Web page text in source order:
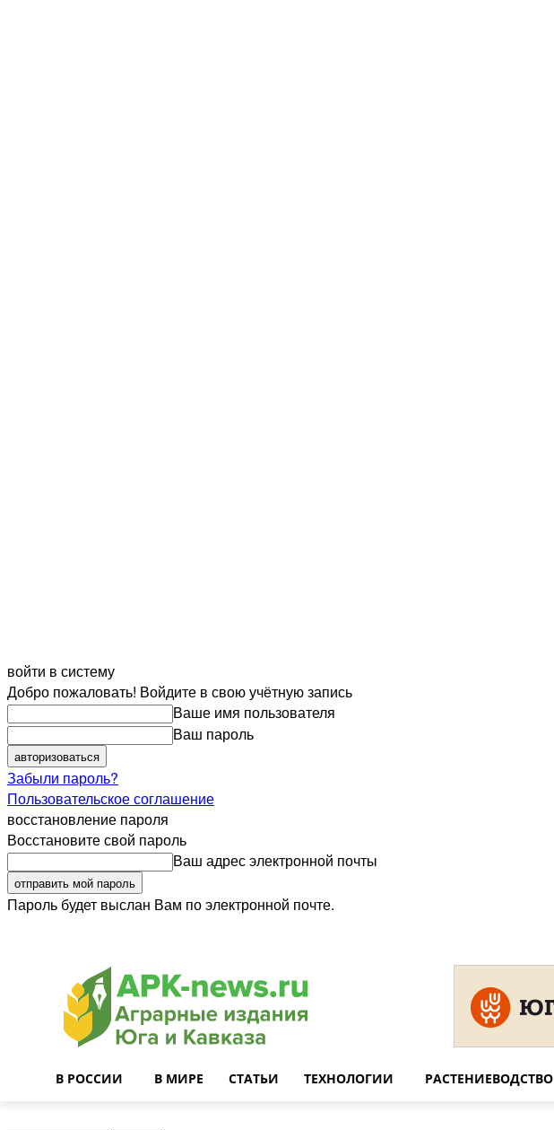
войти в систему
Добро пожаловать! Войдите в свою учётную запись
Ваше имя пользователя
Ваш пароль
Забыли пароль?
Пользовательское соглашение
восстановление пароля
Восстановите свой пароль
Ваш адрес электронной почты
Пароль будет выслан Вам по электронной почте.
В РОССИИ В МИРЕ СТАТЬИ ТЕХНОЛОГИИ РАСТЕНИЕВОДСТВО